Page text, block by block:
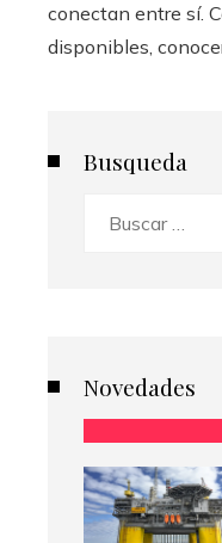
conectan entre sí.
disponibles,
Busqueda
Novedades